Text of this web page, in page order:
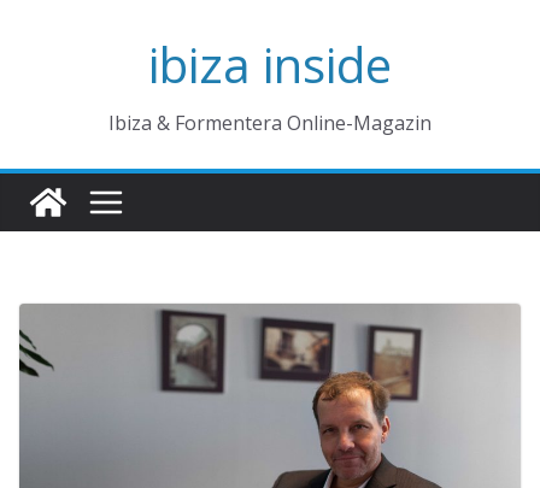
ibiza inside
Ibiza & Formentera Online-Magazin